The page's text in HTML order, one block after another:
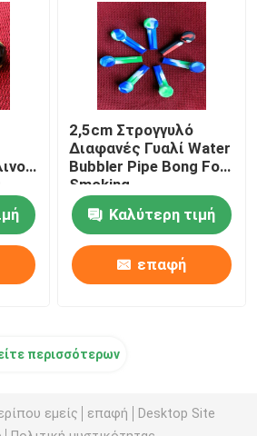
2,5cm Στρογγυλό
Διαφανές Γυαλί Water
Bubbler Pipe Bong For
Smoking
Καλύτερη τιμή
επαφή
περισσότερων
εμείς επαφή
Desktop Site